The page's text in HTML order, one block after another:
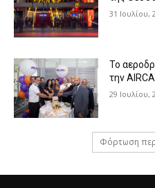
31 Ιουλίου,
Το
την
29 Ιουλίου,
Φόρτωση